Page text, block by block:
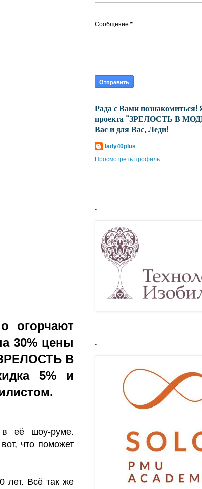
огорчают
30% цены
В
5% и
её шоу-руме.
что поможет
лет. Всё так же
Сообщение *
Рада с Вами познакомиться!
проекта "ЗРЕЛОСТЬ В
Вас и для Вас, Леди!
lady40plus
Просмотреть профиль
.
.
.